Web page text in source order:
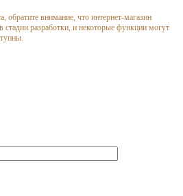
обратите внимание, что интернет-магазин
стадии разработки, и некоторые функции могут